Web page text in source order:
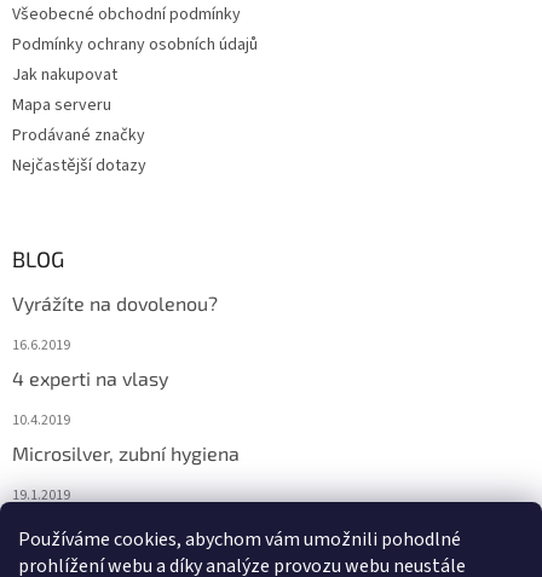
Používáme cookies, abychom vám umožnili pohodlné
prohlížení webu a díky analýze provozu webu neustále
Všeobecné obchodní podmínky
Podmínky ochrany osobních údajů
Jak nakupovat
Mapa serveru
Prodávané značky
Nejčastější dotazy
BLOG
Vyrážíte na dovolenou?
16.6.2019
4 experti na vlasy
10.4.2019
Microsilver, zubní hygiena
19.1.2019
Nemáte překyselený organismus?
12.1.2019